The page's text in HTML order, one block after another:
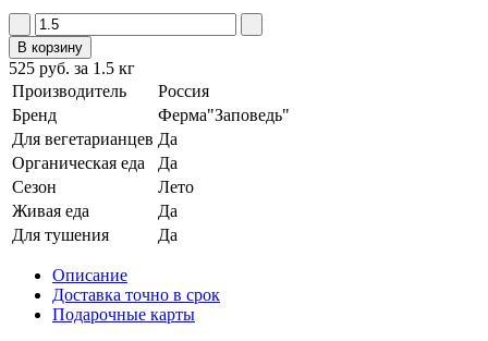
В корзину
525 руб. за 1.5 кг
Производитель
Россия
Бренд
Ферма"Заповедь"
Для вегетарианцев Да
Органическая еда
Да
Сезон
Лето
Живая еда
Да
Для тушения
Да
Описание
Доставка точно в срок
Подарочные карты